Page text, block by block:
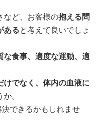
など、お客様の抱える問
あると考えて良いでしょ
な食事、適度な運動、適
けでなく、体内の血液に
。
できるかもしれませ